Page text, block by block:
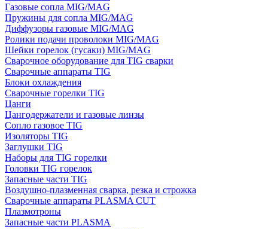
Газовые сопла MIG/MAG
Пружины для сопла MIG/MAG
Диффузоры газовые MIG/MAG
Ролики подачи проволоки MIG/MAG
Шейки горелок (гусаки) MIG/MAG
Сварочное оборудование для TIG сварки
Сварочные аппараты TIG
Блоки охлаждения
Сварочные горелки TIG
Цанги
Цангодержатели и газовые линзы
Сопло газовое TIG
Изоляторы TIG
Заглушки TIG
Наборы для TIG горелки
Головки TIG горелок
Запасные части TIG
Воздушно-плазменная сварка, резка и строжка
Сварочные аппараты PLASMA CUT
Плазмотроны
Запасные части PLASMA